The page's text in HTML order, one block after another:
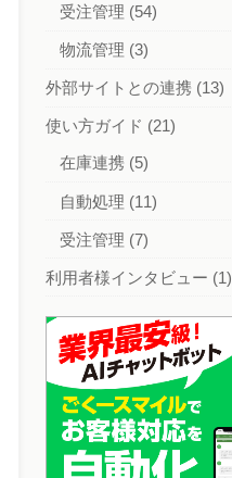
受注管理 (54)
物流管理 (3)
外部サイトとの連携 (13)
使い方ガイド (21)
在庫連携 (5)
自動処理 (11)
受注管理 (7)
利用者様インタビュー (1)